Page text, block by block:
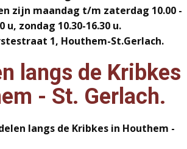
zijn maandag t/m zaterdag 10.00 -
u, zondag 10.30-16.30 u.
1, Houthem-St.Gerlach.
langs de Kribkes
- St. Gerlach.
langs de Kribkes in Houthem -